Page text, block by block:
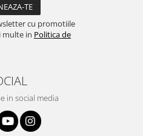
cu promotiile
multe in Politica de
in social media